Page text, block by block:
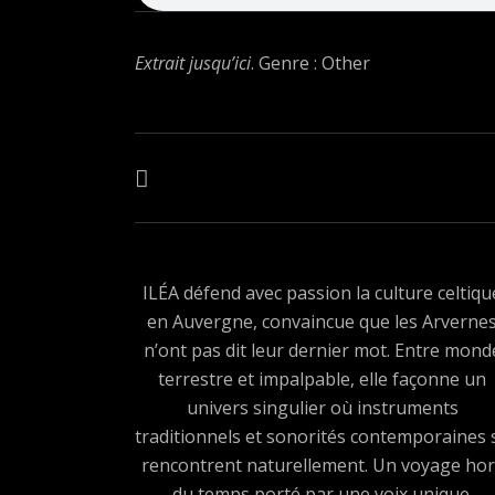
Extrait jusqu’ici. Genre : Other
Navigation de l’article
ILÉA défend avec passion la culture
en Auvergne, convaincue que les Arvernes
n’ont pas dit leur dernier mot. Entre
terrestre et impalpable, elle façonne un
univers singulier où instruments
traditionnels et sonorités contemporaines
rencontrent naturellement. Un voyage